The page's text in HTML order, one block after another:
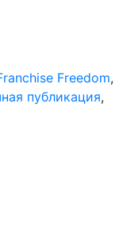
Freedom,
публикация,